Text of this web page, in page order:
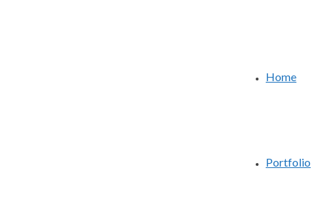
Home
Portfolio